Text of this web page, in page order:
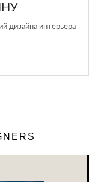
дизайна интерьера